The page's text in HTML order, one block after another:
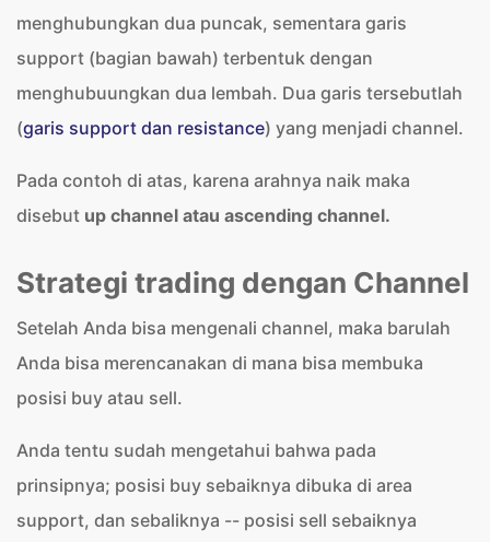
menghubungkan dua puncak, sementara garis
support (bagian bawah) terbentuk dengan
menghubuungkan dua lembah. Dua garis tersebutlah
(garis support dan resistance) yang menjadi channel.
Pada contoh di atas, karena arahnya naik maka
disebut up channel atau ascending channel.
Strategi trading dengan Channel
Setelah Anda bisa mengenali channel, maka barulah
Anda bisa merencanakan di mana bisa membuka
posisi buy atau sell.
Anda tentu sudah mengetahui bahwa pada
prinsipnya; posisi buy sebaiknya dibuka di area
support, dan sebaliknya -- posisi sell sebaiknya